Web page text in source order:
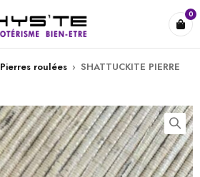
0
Pierres roulées › SHATTUCKITE PIERRE